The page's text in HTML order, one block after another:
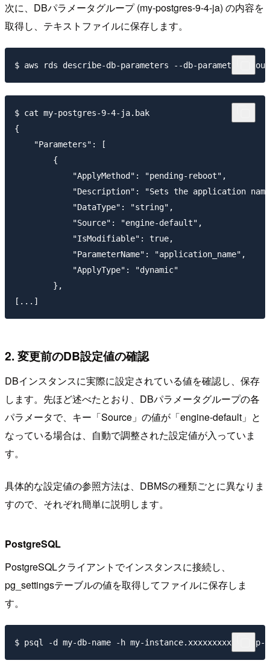
次に、DBパラメータグループ (my-postgres-9-4-ja) の内容を
取得し、テキストファイルに保存します。
$ cat my-postgres-9-4-ja.bak
{
    "Parameters": [
        {
            "ApplyMethod": "pending-reboot",
"Description": "Sets the application
            "DataType": "string",
            "Source": "engine-default",
            "IsModifiable": true,
            "ParameterName": "application_name",
            "ApplyType": "dynamic"
        },
2. 変更前のDB設定値の確認
DBインスタンスに実際に設定されている値を確認し、保存
します。先ほど述べたとおり、DBパラメータグループの各
パラメータで、キー「Source」の値が「engine-default」と
なっている場合は、自動で調整された設定値が入っていま
す。
具体的な設定値の参照方法は、DBMSの種類ごとに異なりま
すので、それぞれ簡単に説明します。
PostgreSQL
PostgreSQLクライアントでインスタンスに接続し、
pg_settingsテーブルの値を取得してファイルに保存しま
す。